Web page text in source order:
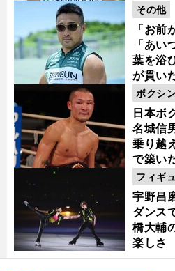
「お前
「あい
葉を浴
が貫い
その他
日本ボ
名城信
乗り越
で築い
ボクシ
宇野昌
ダンス
橋大輔
楽しさ
フィギ